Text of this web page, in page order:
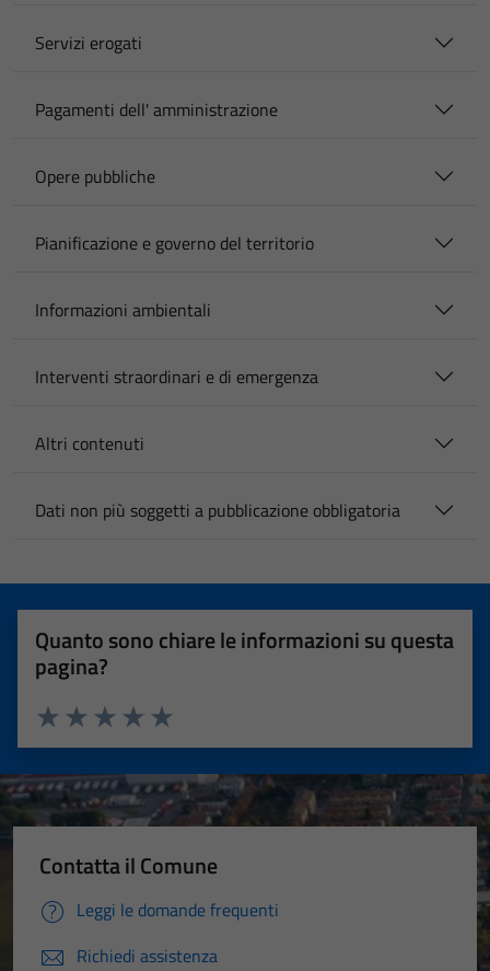
Servizi erogati
Pagamenti dell' amministrazione
Opere pubbliche
Pianificazione e governo del territorio
Informazioni ambientali
Interventi straordinari e di emergenza
Altri contenuti
Dati non più soggetti a pubblicazione obbligatoria
Quanto sono chiare le informazioni su questa
pagina?
Valuta 5 stelle su 5
Valuta 4 stelle su 5
Valuta 3 stelle su 5
Valuta 2 stelle su 5
Valuta 1 stelle su 5
Contatta il Comune
Leggi le domande frequenti
Richiedi assistenza